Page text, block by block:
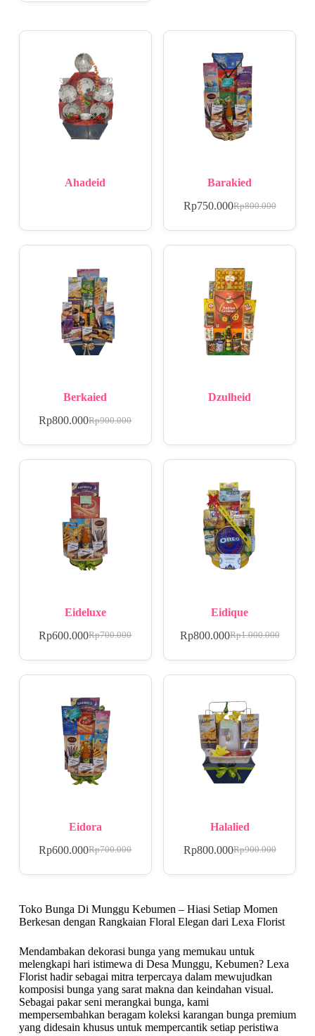
Ahadeid Barakied
Rp800.000
Rp750.000
Berkaied
Rp900.000
Rp800.000
Dzulheid
Eideluxe
Rp700.000
Rp600.000
Eidique
Rp1.000.000
Rp800.000
Eidora
Rp700.000
Rp600.000
Halalied
Rp900.000
Rp800.000
Toko Bunga Di Munggu Kebumen – Hiasi Setiap Momen
Berkesan dengan Rangkaian Floral Elegan dari Lexa Florist
Mendambakan dekorasi bunga yang memukau untuk
melengkapi hari istimewa di Desa Munggu, Kebumen? Lexa
Florist hadir sebagai mitra terpercaya dalam mewujudkan
komposisi bunga yang sarat makna dan keindahan visual.
Sebagai pakar seni merangkai bunga, kami
mempersembahkan beragam koleksi karangan bunga premium
yang didesain khusus untuk mempercantik setiap peristiwa